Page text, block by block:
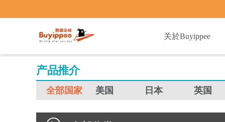
关於Buyippee
产品推介
全部国家 美国 日本 英国